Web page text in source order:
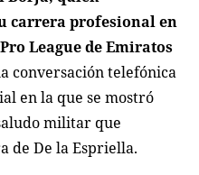
carrera profesional en
League de Emiratos
conversación telefónica
en la que se mostró
militar que
de De la Espriella.